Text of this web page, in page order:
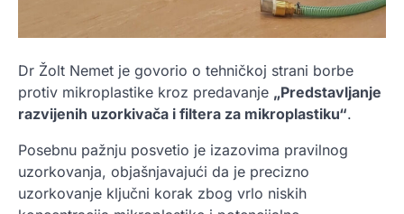
Dr Žolt Nemet je govorio o tehničkoj strani borbe
protiv mikroplastike kroz predavanje „Predstavljanje
razvijenih uzorkivača i filtera za mikroplastiku“.
Posebnu pažnju posvetio je izazovima pravilnog
uzorkovanja, objašnjavajući da je precizno
uzorkovanje ključni korak zbog vrlo niskih